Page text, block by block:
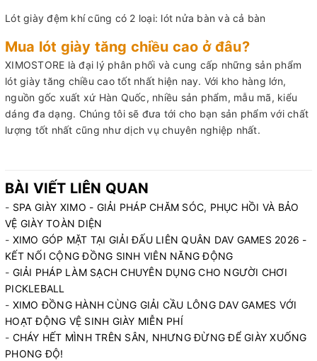
Lót giày đệm khí cũng có 2 loại: lót nửa bàn và cả bàn
Mua lót giày tăng chiều cao ở đâu?
XIMOSTORE là đại lý phân phối và cung cấp những sản phẩm
lót giày tăng chiều cao tốt nhất hiện nay. Với kho hàng lớn,
nguồn gốc xuất xứ Hàn Quốc, nhiều sản phẩm, mẫu mã, kiểu
dáng đa dạng. Chúng tôi sẽ đưa tới cho bạn sản phẩm với chất
lượng tốt nhất cũng như dịch vụ chuyên nghiệp nhất.
BÀI VIẾT LIÊN QUAN
- SPA GIÀY XIMO - GIẢI PHÁP CHĂM SÓC, PHỤC HỒI VÀ BẢO
VỆ GIÀY TOÀN DIỆN
- XIMO GÓP MẶT TẠI GIẢI ĐẤU LIÊN QUÂN DAV GAMES 2026 -
KẾT NỐI CỘNG ĐỒNG SINH VIÊN NĂNG ĐỘNG
- GIẢI PHÁP LÀM SẠCH CHUYÊN DỤNG CHO NGƯỜI CHƠI
PICKLEBALL
- XIMO ĐỒNG HÀNH CÙNG GIẢI CẦU LÔNG DAV GAMES VỚI
HOẠT ĐỘNG VỆ SINH GIÀY MIỄN PHÍ
- CHÁY HẾT MÌNH TRÊN SÂN, NHƯNG ĐỪNG ĐỂ GIÀY XUỐNG
PHONG ĐỘ!